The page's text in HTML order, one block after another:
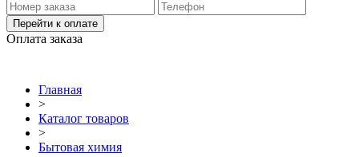
Перейти к оплате
Оплата заказа
Главная
>
Каталог товаров
>
Бытовая химия